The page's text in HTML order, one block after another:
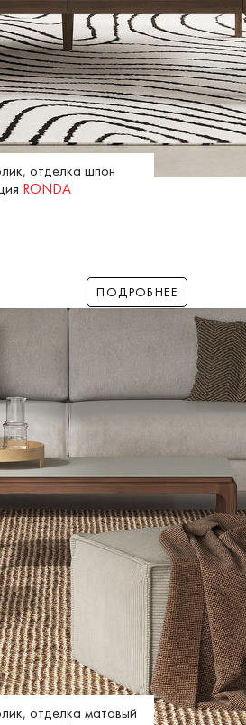
отделка шпон
RONDA
ПОДРОБНЕЕ
отделка матовый